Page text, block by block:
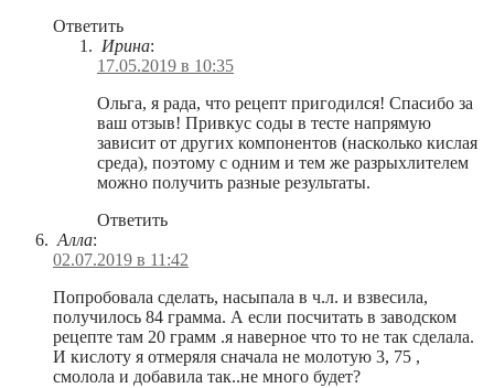
Ответить
Ирина:
17.05.2019 в 10:35
Ольга, я рада, что рецепт пригодился! Спасибо за
ваш отзыв! Привкус соды в тесте напрямую
зависит от других компонентов (насколько кислая
среда), поэтому с одним и тем же разрыхлителем
можно получить разные результаты.
Ответить
Алла:
02.07.2019 в 11:42
Попробовала сделать, насыпала в ч.л. и взвесила,
получилось 84 грамма. А если посчитать в заводском
рецепте там 20 грамм .я наверное что то не так сделала.
И кислоту я отмеряля сначала не молотую 3, 75 ,
смолола и добавила так..не много будет?